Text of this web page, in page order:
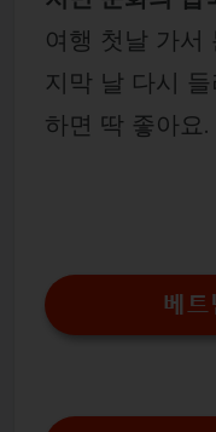
여행 첫날 가서
지막 날 다시
하면 딱 좋아요.
베